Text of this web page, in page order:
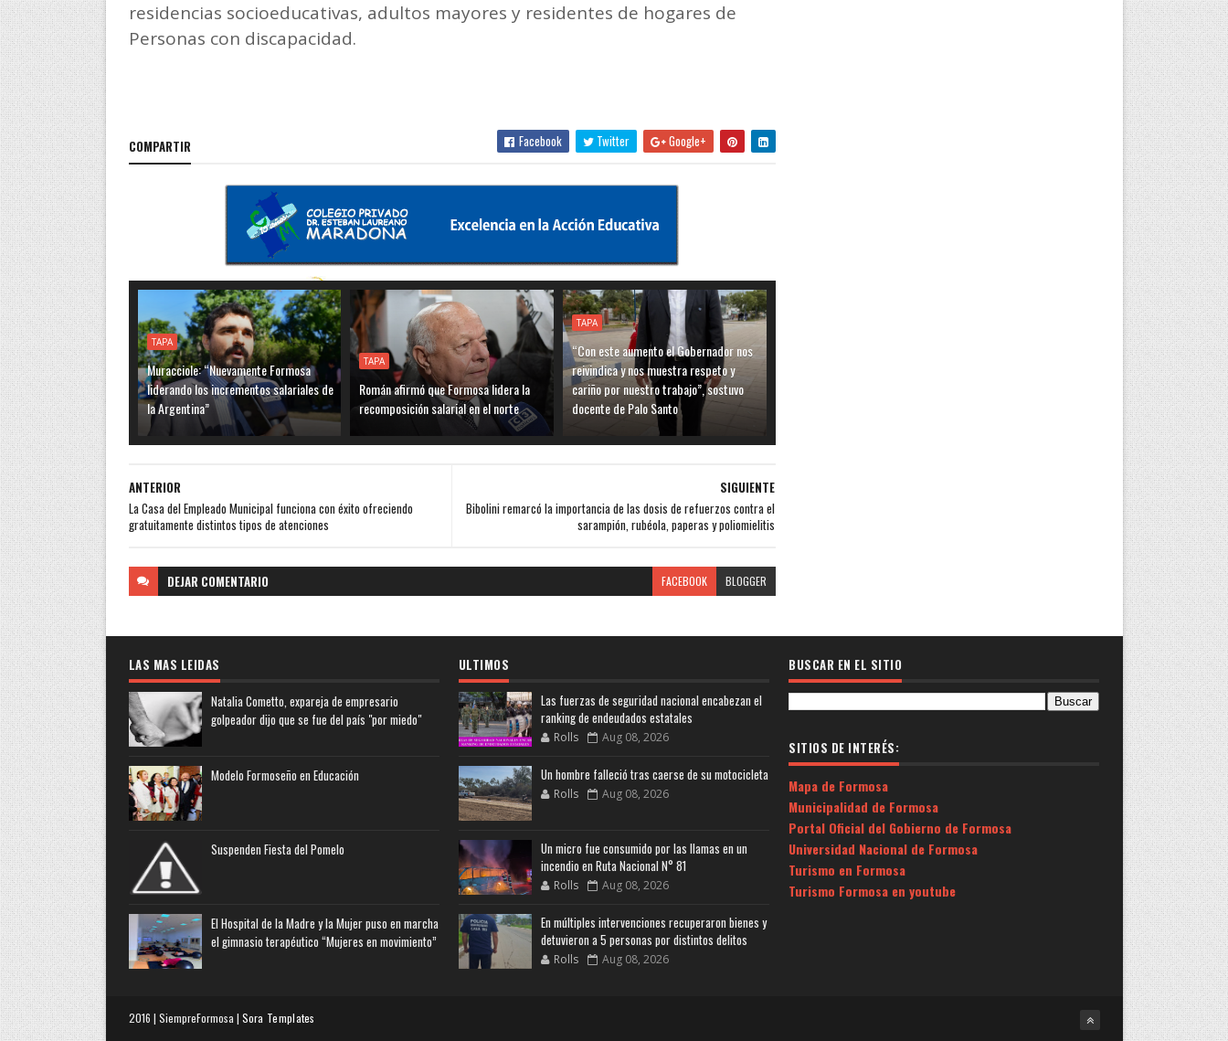
residencias socioeducativas, adultos mayores y residentes de hogares de
Personas con discapacidad.
COMPARTIR Facebook Twitter Google+
TAPA
Muracciole: “Nuevamente Formosa
liderando los incrementos salariales de
la Argentina”
TAPA
Román afirmó que Formosa lidera la
recomposición salarial en el norte
TAPA
“Con este aumento el Gobernador nos
reivindica y nos muestra respeto y
cariño por nuestro trabajo”, sostuvo
docente de Palo Santo
SIGUIENTE
Bibolini remarcó la importancia de las dosis de refuerzos contra el
sarampión, rubéola, paperas y poliomielitis
ANTERIOR
La Casa del Empleado Municipal funciona con éxito ofreciendo
gratuitamente distintos tipos de atenciones
DEJAR COMENTARIO FACEBOOK BLOGGER
LAS MAS LEIDAS
Natalia Cometto, expareja de empresario
golpeador dijo que se fue del país "por miedo"
Modelo Formoseño en Educación
Suspenden Fiesta del Pomelo
El Hospital de la Madre y la Mujer puso en marcha
el gimnasio terapéutico “Mujeres en movimiento”
ULTIMOS
Las fuerzas de seguridad nacional encabezan el
ranking de endeudados estatales
Rolls Aug 08, 2026
Un hombre falleció tras caerse de su motocicleta
Rolls Aug 08, 2026
Un micro fue consumido por las llamas en un
incendio en Ruta Nacional N° 81
Rolls Aug 08, 2026
En múltiples intervenciones recuperaron bienes y
detuvieron a 5 personas por distintos delitos
Rolls Aug 08, 2026
BUSCAR EN EL SITIO
SITIOS DE INTERÉS:
Mapa de Formosa
Municipalidad de Formosa
Portal Oficial del Gobierno de Formosa
Universidad Nacional de Formosa
Turismo en Formosa
Turismo Formosa en youtube
2016 | SiempreFormosa | Sora Templates